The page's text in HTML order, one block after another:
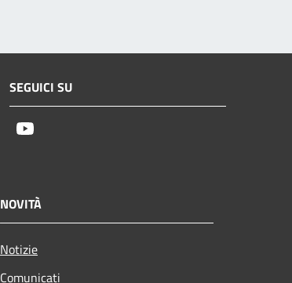
SEGUICI SU
NOVITÀ
Notizie
Comunicati